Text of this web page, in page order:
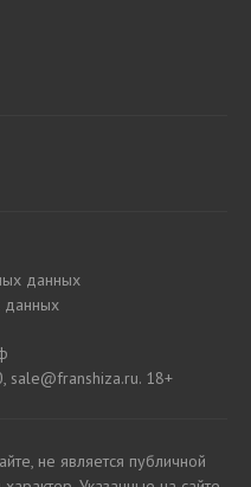
данных
данных
18+
не является публичной